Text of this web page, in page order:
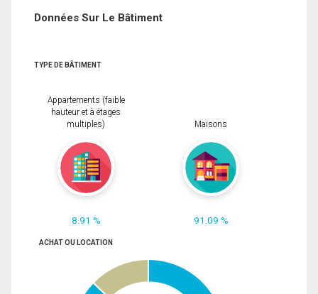
Données Sur Le Bâtiment
TYPE DE BÂTIMENT
Appartements (faible
hauteur et à étages
multiples)
8.91 %
Maisons
91.09 %
ACHAT OU LOCATION